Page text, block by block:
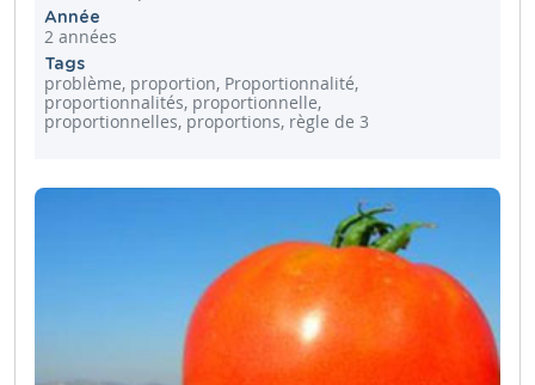
Année
2 années
Tags
problème, proportion, Proportionnalité,
proportionnalités, proportionnelle,
proportionnelles, proportions, règle de 3